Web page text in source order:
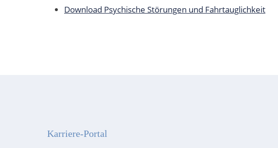
Download Psychische Störungen und Fahrtauglichkeit
Karriere-Portal